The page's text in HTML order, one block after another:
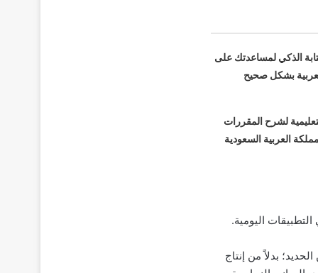
الذكي لمساعدتك على
بشكل صحيح
لشرح المقررات
العربية السعودية
اليومية.
بدلاً من إنتاج